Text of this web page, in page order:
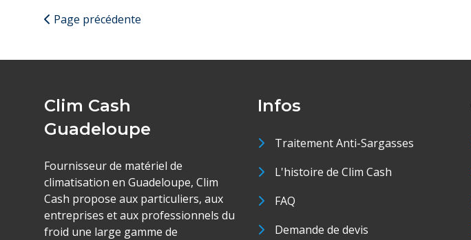
Page précédente
Clim Cash
Guadeloupe
Fournisseur de matériel de
climatisation en Guadeloupe, Clim
Cash propose aux particuliers, aux
entreprises et aux professionnels du
froid une large gamme de
Infos
Traitement Anti-Sargasses
L'histoire de Clim Cash
FAQ
Demande de devis